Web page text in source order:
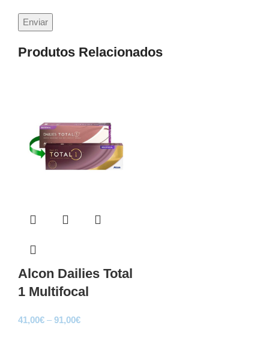
Produtos Relacionados
Alcon Dailies Total
1 Multifocal
41,00€ – 91,00€Price